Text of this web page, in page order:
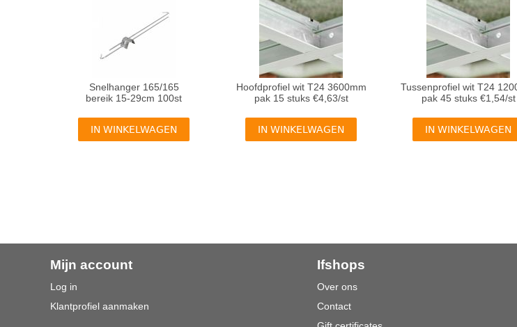
Snelhanger 165/165
bereik 15-29cm 100st
IN WINKELWAGEN
Hoofdprofiel wit T24 3600mm
pak 15 stuks €4,63/st
IN WINKELWAGEN
Tussenprofiel wit T24
pak 45 stuks €1,54/st
IN WINKELWAGEN
Mijn account
Log in
Klantprofiel aanmaken
Ifshops
Over ons
Contact